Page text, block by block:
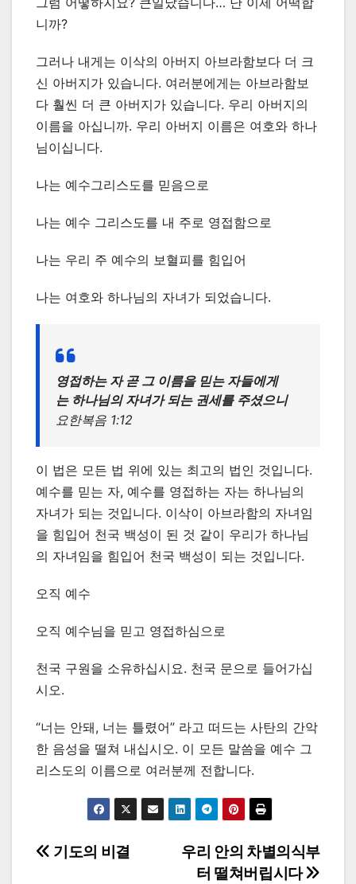
니까?
그러나 내게는 이삭의 아버지 아브라함보다 더 크
신 아버지가 있습니다. 여러분에게는 아브라함보
다 훨씬 더 큰 아버지가 있습니다. 우리 아버지의
이름을 아십니까. 우리 아버지 이름은 여호와 하나
님이십니다.
나는 예수그리스도를 믿음으로
나는 예수 그리스도를 내 주로 영접함으로
나는 우리 주 예수의 보혈피를 힘입어
나는 여호와 하나님의 자녀가 되었습니다.
영접하는 자 곧 그 이름을 믿는 자들에게
는 하나님의 자녀가 되는 권세를 주셨으니
요한복음 1:12
이 법은 모든 법 위에 있는 최고의 법인 것입니다.
예수를 믿는 자, 예수를 영접하는 자는 하나님의
자녀가 되는 것입니다. 이삭이 아브라함의 자녀임
을 힘입어 천국 백성이 된 것 같이 우리가 하나님
의 자녀임을 힘입어 천국 백성이 되는 것입니다.
오직 예수
오직 예수님을 믿고 영접하심으로
천국 구원을 소유하십시요. 천국 문으로 들어가십
시오.
“너는 안돼, 너는 틀렸어” 라고 떠드는 사탄의 간악
한 음성을 떨쳐 내십시오. 이 모든 말씀을 예수 그
리스도의 이름으로 여러분께 전합니다.
Post
우리 안의 차별의식부
터 떨쳐버립시다
기도의 비결